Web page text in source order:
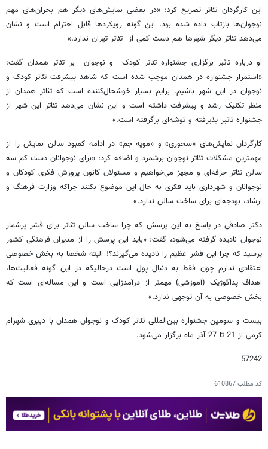
این کارگردان تئاتر تصریح کرد: «در بعضی نمایش‌های دیگر هم بحران‌های مهم
نوجوان‌ها بازتاب داده شده بود. این گونه رویکردها قابل احترام است و نشان
می‌دهد تئاتر دیگر شهرها هم دست کمی از تئاتر تهران ندارد.»
او درباره تاثیر برگزاری جشنواره تئاتر کودک و نوجوان بر تئاتر همدان گفت:
«استمرار جشنواره در همدان موجب شده است که شاهد پیشرفت تئاتر کودک و
نوجوان در این شهر باشیم. برایم بسیار خوشحال‌کننده است که تئاتر همدان از
منظر تکنیک رشد و پیشرفت داشته است و این نشان می‌دهد تئاتر این شهر از
جشنواره تاثیر پذیرفته و توشه‌ای برگرفته است.»
کارگردان نمایش‌های «سحوری» و «مویه جم» در ادامه کمبود سالن نمایش را از
مهمترین مشکلات تئاتر نوجوان برشمرد و اضافه کرد: «برای نوجوانان دست کم سه
سالن تئاتر حرفه‌ای و مجهز می‌خواهیم و مسئولان کانون پرورش فکری کودکان و
نوجوانان و شهرداری باید فکری به حال این موضوع بکنند چراکه وزارت فرهنگ و
ارشاد، بودجه‌ای برای ساخت سالن ندارد.»
دکتر صادقی در پاسخ به این پرسش که چرا ساخت سالن تئاتر برای قشر پرشمار
نوجوان نادیده گرفته می‌شود، گفت: «باید این پرسش را از مدیران فرهنگی کشور
پرسید که چرا این قشر عظیم را نادیده می‌گیرند؟! البته شخصا به بخش خصوصی
اعتقادی ندارم چون فقط به دنبال پول است درحالیکه در این گونه فعالیت‌ها،
اهداف پداگوژیک (آموزشی) مهمتر از درآمدزایی است و این مساله‌ای است که
بخش خصوصی به آن توجهی ندارد.»
بیست و سومین جشنواره بین‌المللی تئاتر کودک و نوجوان همدان با دبیری شهرام
کرمی از 21 تا 27 آذر ماه برگزار می‌شود.
57242
کد مطلب610867